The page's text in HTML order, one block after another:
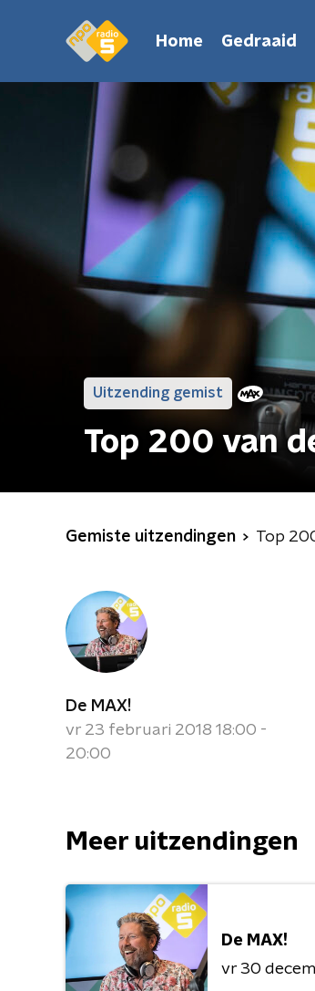
Home Gedraaid
Uitzending gemist
Top 200 van
Gemiste uitzendingen Top
De MAX!
vr 23 februari 2018 18:00 -
20:00
Meer uitzendingen
De MAX!
vr 30